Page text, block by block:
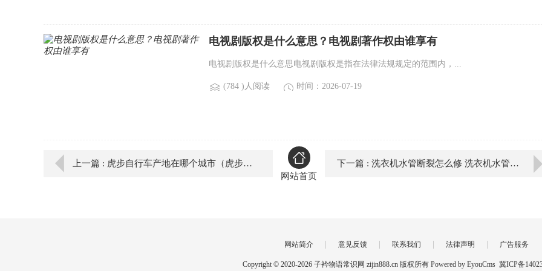
电视剧版权是什么意思？电视剧著作权由谁享有
电视剧版权是什么意思‌电视剧版权是指在法律法规规定的范围内，...
(784 )人阅读 时间：2026-07-19
上一篇 : 虎步自行车产地在哪个城市（虎步自行车产地在哪）
网站首页
下一篇 : 洗衣机水管断裂怎么修 洗衣机水管断裂怎么修复
网站简介 | 意见反馈 | 联系我们 | 法律声明 | 广告服务
Copyright © 2020-2026 子衿物语常识网 zijin888.cn 版权所有Powered by EyouCms 冀ICP备